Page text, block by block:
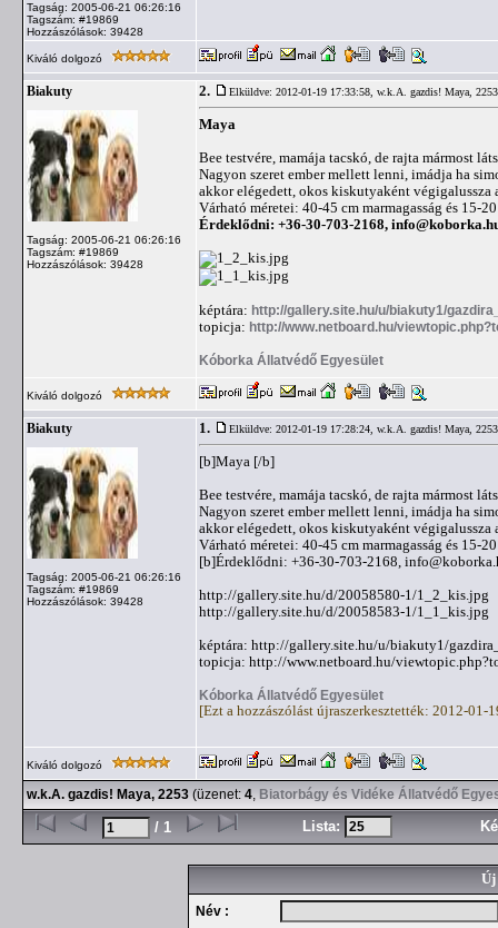
Tagság: 2005-06-21 06:26:16
Tagszám: #19869
Hozzászólások: 39428
Kiváló dolgozó
Biakuty
Tagság: 2005-06-21 06:26:16
Tagszám: #19869
Hozzászólások: 39428
2. Elküldve: 2012-01-19 17:33:58, w.k.A. gazdis! Maya, 2253
Maya
Bee testvére, mamája tacskó, de rajta mármost
Nagyon szeret ember mellett lenni, imádja ha
akkor elégedett, okos kiskutyaként végigalussza
Várható méretei: 40-45 cm marmagasság és 15-
Érdeklődni: +36-30-703-2168,
képtára: http://gallery.site.hu/u/biakuty1/
topicja: http://www.netboard.hu/
Kóborka Állatvédő Egyesület
Kiváló dolgozó
Biakuty
Tagság: 2005-06-21 06:26:16
Tagszám: #19869
Hozzászólások: 39428
1. Elküldve: 2012-01-19 17:28:24, w.k.A. gazdis! Maya, 2253
[b]Maya [/b]
Bee testvére, mamája tacskó, de rajta mármost
Nagyon szeret ember mellett lenni, imádja ha
akkor elégedett, okos kiskutyaként végigalussza
Várható méretei: 40-45 cm marmagasság és 15-
[b]Érdeklődni: +36-30-703-2168,
http://gallery.site.hu/d/20058580-1/1_2_kis.jpg
http://gallery.site.hu/d/20058583-1/1_1_kis.jpg
képtára: http://gallery.site.hu/u/biakuty1/
topicja: http://www.netboard.hu/
Kóborka Állatvédő Egyesület
[Ezt a hozzászólást újraszerkesztették: 2012-01-
Kiváló dolgozó
w.k.A. gazdis! Maya, 2253 (üzenet: 4, Biatorbágy és Vidéke Állatvédő
/ 1 Lista:
Új
Név :